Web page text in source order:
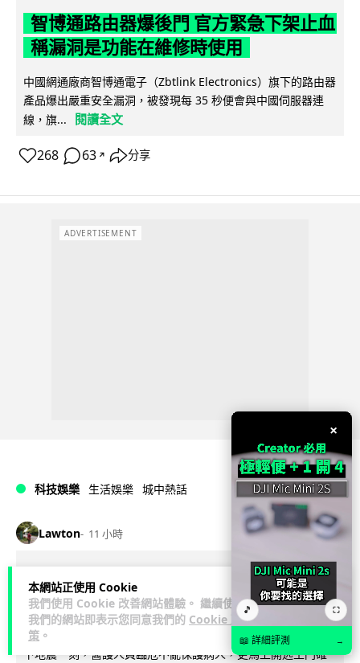
本網站正使用 Cookie
我們使用 Cookie 改善網站體驗。 繼續使用
我們的網站即表示您同意我們的 Cookie 政
策 。
智博通路由器爆後門 官方緊急下架止血
稱漏洞是功能在維修時使用
中國網通廠商智博通電子（Zbtlink Electronics）旗下的路由器
產品爆出嚴重安全漏洞，被發現每 35 秒便會與中國伺服器連
線，旗...
閱讀全文
268 63 ↗ 分享
ADVERTISEMENT
科技娛樂 生活娛樂 城中熱話
Lawton 11 小時
熊本地震手術室驚魂片瘋傳 醫護保護病
人、逃生門 網民讚值得尊敬
熊本縣 7 月 28 日發生 7.1 級地震，熊本綜合醫院手術室鏡頭拍
下地震一刻，醫護人員臨危不亂保護病人，更馬上開逃生門確
×
🎵 ⛶
📖 詳細評測 →